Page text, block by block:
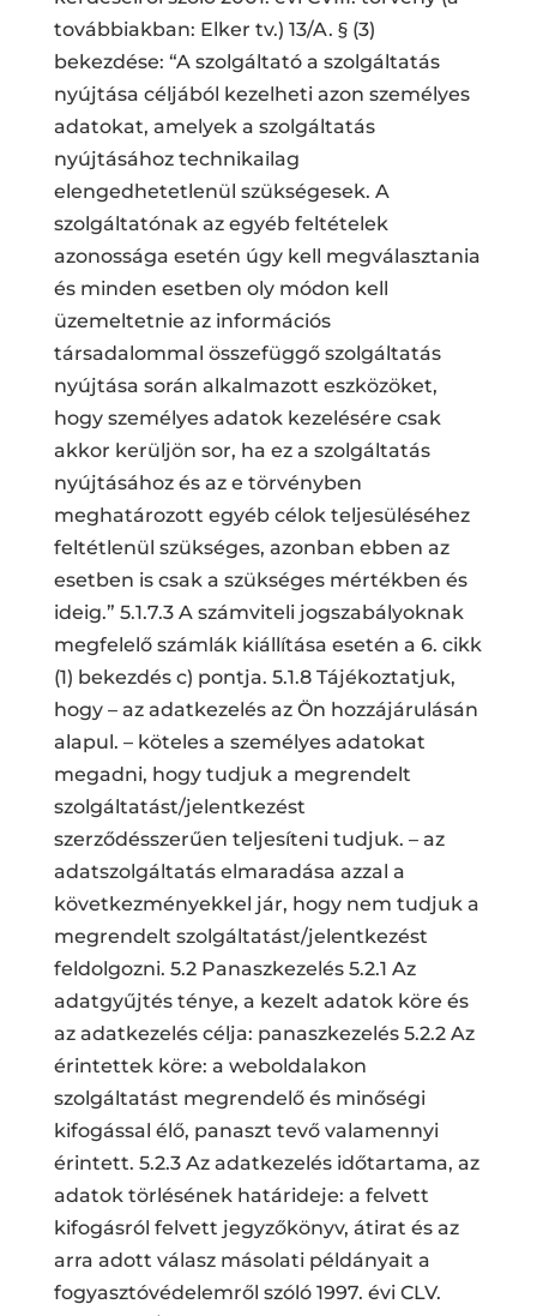
továbbiakban: Elker tv.) 13/A. § (3)
bekezdése: “A szolgáltató a szolgáltatás
nyújtása céljából kezelheti azon személyes
adatokat, amelyek a szolgáltatás
nyújtásához technikailag
elengedhetetlenül szükségesek. A
szolgáltatónak az egyéb feltételek
azonossága esetén úgy kell megválasztania
és minden esetben oly módon kell
üzemeltetnie az információs
társadalommal összefüggő szolgáltatás
nyújtása során alkalmazott eszközöket,
hogy személyes adatok kezelésére csak
akkor kerüljön sor, ha ez a szolgáltatás
nyújtásához és az e törvényben
meghatározott egyéb célok teljesüléséhez
feltétlenül szükséges, azonban ebben az
esetben is csak a szükséges mértékben és
ideig.” 5.1.7.3 A számviteli jogszabályoknak
megfelelő számlák kiállítása esetén a 6. cikk
(1) bekezdés c) pontja. 5.1.8 Tájékoztatjuk,
hogy – az adatkezelés az Ön hozzájárulásán
alapul. – köteles a személyes adatokat
megadni, hogy tudjuk a megrendelt
szolgáltatást/jelentkezést
szerződésszerűen teljesíteni tudjuk. – az
adatszolgáltatás elmaradása azzal a
következményekkel jár, hogy nem tudjuk a
megrendelt szolgáltatást/jelentkezést
feldolgozni. 5.2 Panaszkezelés 5.2.1 Az
adatgyűjtés ténye, a kezelt adatok köre és
az adatkezelés célja: panaszkezelés 5.2.2 Az
érintettek köre: a weboldalakon
szolgáltatást megrendelő és minőségi
kifogással élő, panaszt tevő valamennyi
érintett. 5.2.3 Az adatkezelés időtartama, az
adatok törlésének határideje: a felvett
kifogásról felvett jegyzőkönyv, átirat és az
arra adott válasz másolati példányait a
fogyasztóvédelemről szóló 1997. évi CLV.